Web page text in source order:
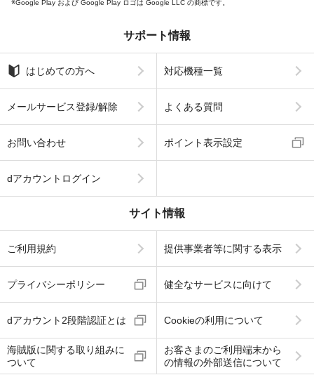
Google Play および Google Play ロゴは Google LLC の商標です。
サポート情報
はじめての方へ 対応機種一覧
メールサービス登録/解除 よくある質問
お問い合わせ ポイント表示設定
dアカウントログイン
サイト情報
ご利用規約 提供事業者等に関する表示
プライバシーポリシー 健全なサービスに向けて
dアカウント2段階認証とは Cookieの利用について
海賊版に関する取り組みに
ついて
お客さまのご利用端末から
の情報の外部送信について